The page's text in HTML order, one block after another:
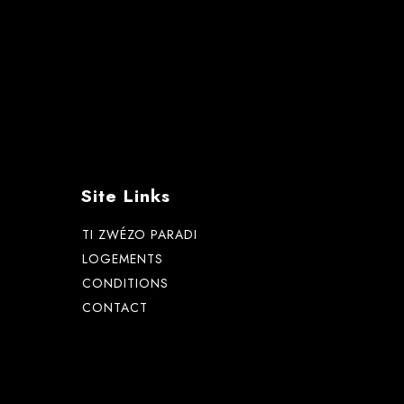
Site Links
TI ZWÉZO PARADI
LOGEMENTS
CONDITIONS
CONTACT